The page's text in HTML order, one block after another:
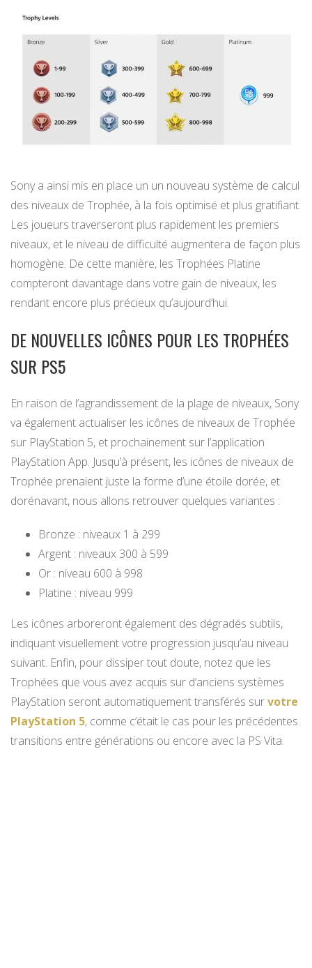
Sony a ainsi mis en place un un nouveau système de calcul
des niveaux de Trophée, à la fois optimisé et plus gratifiant.
Les joueurs traverseront plus rapidement les premiers
niveaux, et le niveau de difficulté augmentera de façon plus
homogène. De cette manière, les Trophées Platine
compteront davantage dans votre gain de niveaux, les
rendant encore plus précieux qu’aujourd’hui.
DE NOUVELLES ICÔNES POUR LES TROPHÉES
SUR PS5
En raison de l’agrandissement de la plage de niveaux, Sony
va également actualiser les icônes de niveaux de Trophée
sur PlayStation 5, et prochainement sur l’application
PlayStation App. Jusqu’à présent, les icônes de niveaux de
Trophée prenaient juste la forme d’une étoile dorée, et
dorénavant, nous allons retrouver quelques variantes :
Bronze : niveaux 1 à 299
Argent : niveaux 300 à 599
Or : niveau 600 à 998
Platine : niveau 999
Les icônes arboreront également des dégradés subtils,
indiquant visuellement votre progression jusqu’au niveau
suivant. Enfin, pour dissiper tout doute, notez que les
Trophées que vous avez acquis sur d’anciens systèmes
PlayStation seront automatiquement transférés survotre
PlayStation 5, comme c’était le cas pour les précédentes
transitions entre générations ou encore avec la PS Vita.